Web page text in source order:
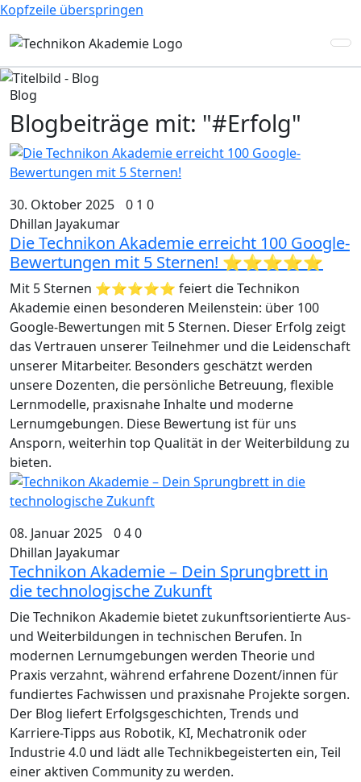
Kopfzeile überspringen
Blog
Blogbeiträge mit: "#Erfolg"
30. Oktober 2025 0 1 0
Dhillan Jayakumar
Die Technikon Akademie erreicht 100 Google-
Bewertungen mit 5 Sternen! ⭐⭐⭐⭐⭐
Mit 5 Sternen ⭐⭐⭐⭐⭐ feiert die Technikon
Akademie einen besonderen Meilenstein: über 100
Google-Bewertungen mit 5 Sternen. Dieser Erfolg zeigt
das Vertrauen unserer Teilnehmer und die Leidenschaft
unserer Mitarbeiter. Besonders geschätzt werden
unsere Dozenten, die persönliche Betreuung, flexible
Lernmodelle, praxisnahe Inhalte und moderne
Lernumgebungen. Diese Bewertung ist für uns
Ansporn, weiterhin top Qualität in der Weiterbildung zu
bieten.
08. Januar 2025 040
Dhillan Jayakumar
Technikon Akademie – Dein Sprungbrett in
die technologische Zukunft
Die Technikon Akademie bietet zukunftsorientierte Aus-
und Weiterbildungen in technischen Berufen. In
modernen Lernumgebungen werden Theorie und
Praxis verzahnt, während erfahrene Dozent/innen für
fundiertes Fachwissen und praxisnahe Projekte sorgen.
Der Blog liefert Erfolgsgeschichten, Trends und
Karriere-Tipps aus Robotik, KI, Mechatronik oder
Industrie 4.0 und lädt alle Technikbegeisterten ein, Teil
einer aktiven Community zu werden.